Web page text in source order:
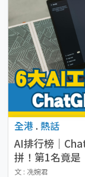
全港 . 熱話
AI排行榜｜
拼！第1名竟是
文 : 冼婉君